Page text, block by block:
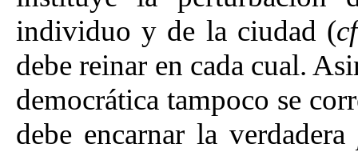
individuo y de la ciudad (
debe reinar en cada cual.
democrática tampoco se
debe encarnar la verdadera